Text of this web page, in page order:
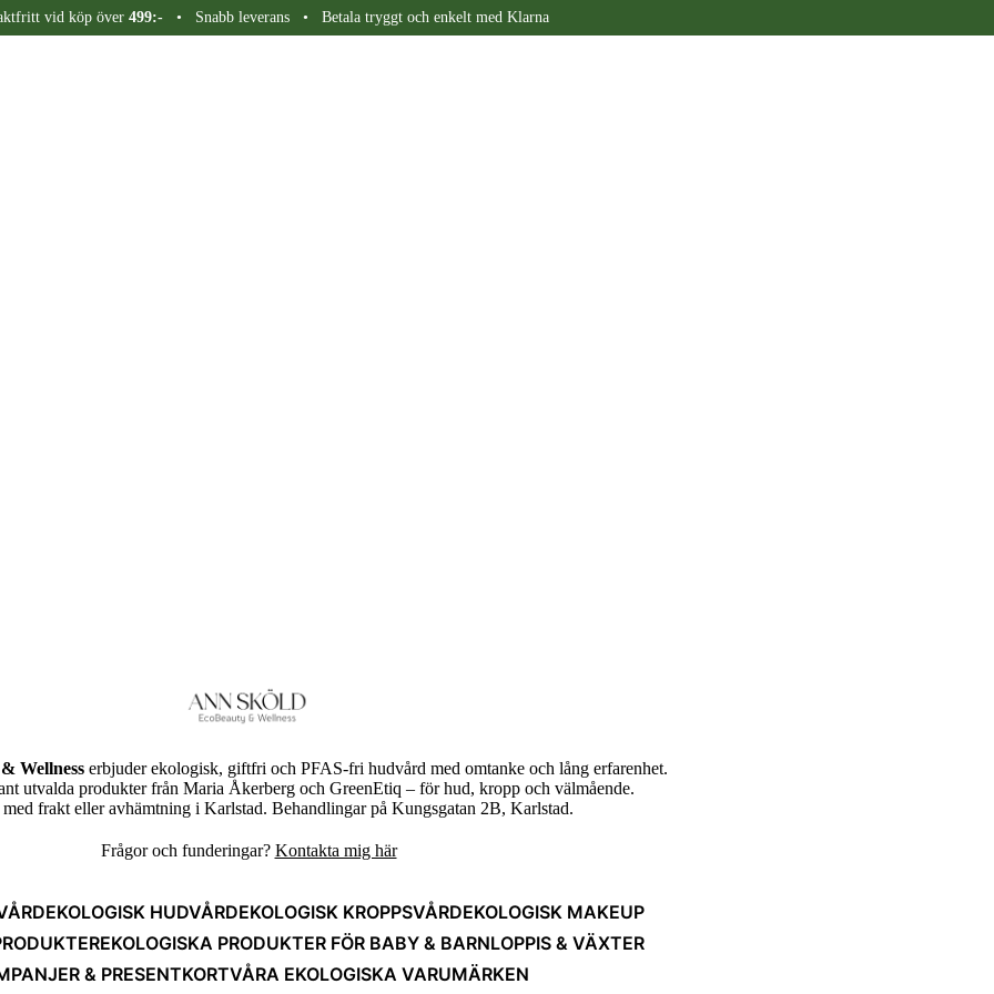
vid köp över 499:-• Snabb leverans • Betala tryggt och enkelt med Klarna
Wellness erbjuder ekologisk, giftfri och PFAS-fri hudvård med omtanke och lång erfarenhet.
utvalda produkter från Maria Åkerberg och GreenEtiq – för hud, kropp och välmående.
frakt eller avhämtning i Karlstad. Behandlingar på Kungsgatan 2B, Karlstad.
Frågor och funderingar? Kontakta mig här
EKOLOGISK HUDVÅRDEKOLOGISK KROPPSVÅRDEKOLOGISK MAKEUP
EKOLOGISKA PRODUKTER FÖR BABY & BARNLOPPIS & VÄXTER
& PRESENTKORTVÅRA EKOLOGISKA VARUMÄRKEN